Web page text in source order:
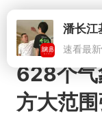
速看最
628个气
方大范